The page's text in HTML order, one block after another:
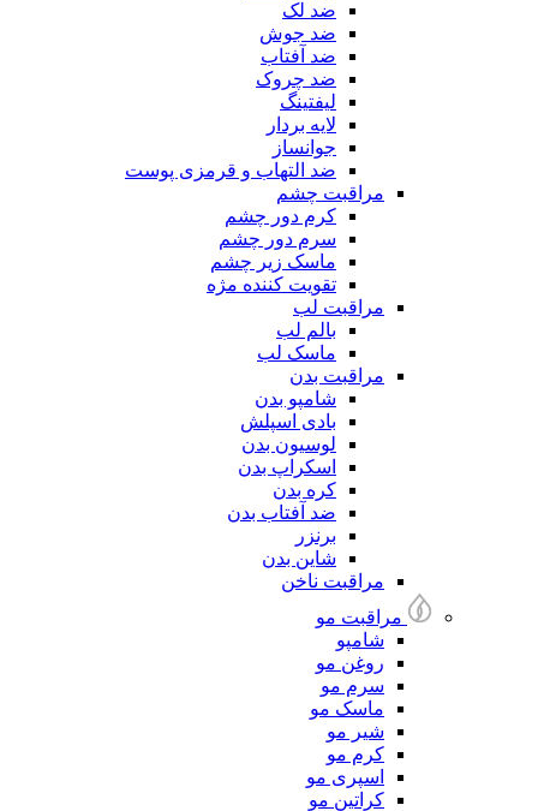
ضد لک
ضد جوش
ضد آفتاب
ضد چروک
لیفتینگ
لایه بردار
جوانساز
ضد التهاب و قرمزی پوست
مراقبت چشم
کرم دور چشم
سرم دور چشم
ماسک زیر چشم
تقویت کننده مژه
مراقبت لب
بالم لب
ماسک لب
مراقبت بدن
شامپو بدن
بادی اسپلش
لوسیون بدن
اسکراپ بدن
کره بدن
ضد آفتاب بدن
برنزر
شاین بدن
مراقبت ناخن
مراقبت مو
شامپو
روغن مو
سرم مو
ماسک مو
شیر مو
کرم مو
اسپری مو
کراتین مو